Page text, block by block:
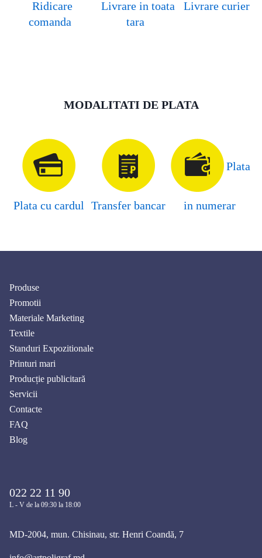
Ridicare
comanda
Livrare in toata
tara
Livrare curier
MODALITATI DE PLATA
Plata cu cardul Transfer bancar
Plata
in numerar
Produse
Promotii
Materiale Marketing
Textile
Standuri Expozitionale
Printuri mari
Producție publicitară
Servicii
Contacte
FAQ
Blog
022 22 11 90
L - V de la 09:30 la 18:00
MD-2004, mun. Chisinau, str. Henri Coandă, 7